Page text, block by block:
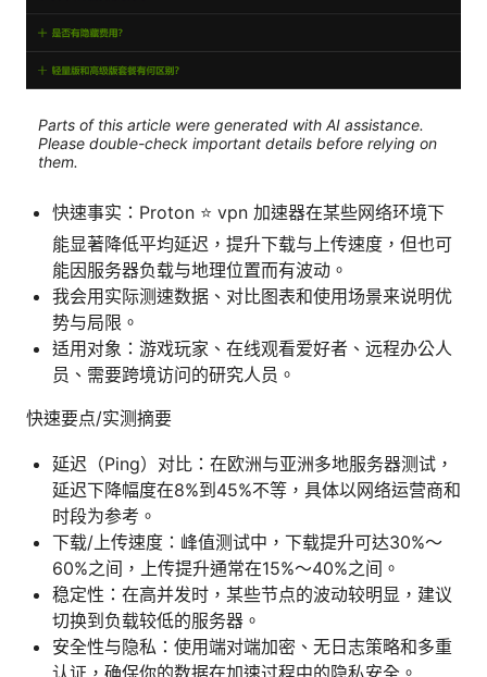
Parts of this article were generated with AI assistance.
Please double-check important details before relying on
them.
快速事实：Proton ⭐ vpn 加速器在某些网络环境下
能显著降低平均延迟，提升下载与上传速度，但也可
能因服务器负载与地理位置而有波动。
我会用实际测速数据、对比图表和使用场景来说明优
势与局限。
适用对象：游戏玩家、在线观看爱好者、远程办公人
员、需要跨境访问的研究人员。
快速要点/实测摘要
延迟（Ping）对比：在欧洲与亚洲多地服务器测试，
延迟下降幅度在8%到45%不等，具体以网络运营商和
时段为参考。
下载/上传速度：峰值测试中，下载提升可达30%～
60%之间，上传提升通常在15%～40%之间。
稳定性：在高并发时，某些节点的波动较明显，建议
切换到负载较低的服务器。
安全性与隐私：使用端对端加密、无日志策略和多重
认证，确保你的数据在加速过程中的隐私安全。